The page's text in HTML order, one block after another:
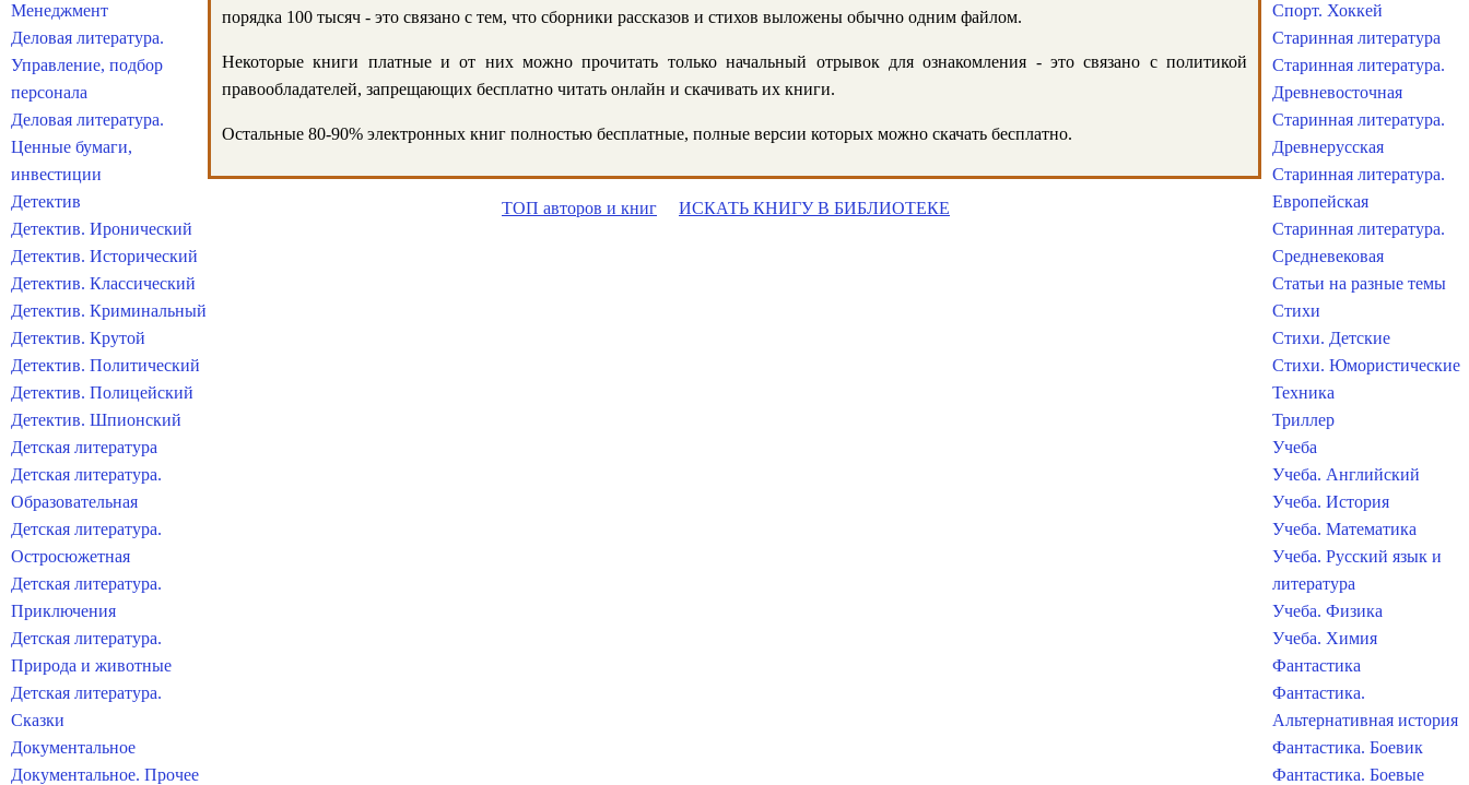
порядка 100 тысяч - это связано с тем, что сборники рассказов и стихов выложены обычно одним файлом.
Некоторые книги платные и от них можно прочитать только начальный отрывок для ознакомления - это связано с политикой
правообладателей, запрещающих бесплатно читать онлайн и скачивать их книги.
Остальные 80-90% электронных книг полностью бесплатные, полные версии которых можно скачать бесплатно.
ТОП авторов и книг ИСКАТЬ КНИГУ В БИБЛИОТЕКЕ
Менеджмент
Деловая литература.
Управление, подбор
персонала
Деловая литература.
Ценные бумаги,
инвестиции
Детектив
Детектив. Иронический
Детектив. Исторический
Детектив. Классический
Детектив. Криминальный
Детектив. Крутой
Детектив. Политический
Детектив. Полицейский
Детектив. Шпионский
Детская литература
Детская литература.
Образовательная
Детская литература.
Остросюжетная
Детская литература.
Приключения
Детская литература.
Природа и животные
Детская литература.
Сказки
Документальное
Документальное. Прочее
Спорт. Хоккей
Старинная литература
Старинная литература.
Древневосточная
Старинная литература.
Древнерусская
Старинная литература.
Европейская
Старинная литература.
Средневековая
Статьи на разные темы
Стихи
Стихи. Детские
Стихи. Юмористические
Техника
Триллер
Учеба
Учеба. Английский
Учеба. История
Учеба. Математика
Учеба. Русский язык и
литература
Учеба. Физика
Учеба. Химия
Фантастика
Фантастика.
Альтернативная история
Фантастика. Боевик
Фантастика. Боевые